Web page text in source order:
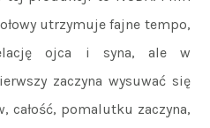
utrzymuje fajne tempo,
ojca i syna, ale w
zaczyna wysuwać się
całość, pomalutku zaczyna,